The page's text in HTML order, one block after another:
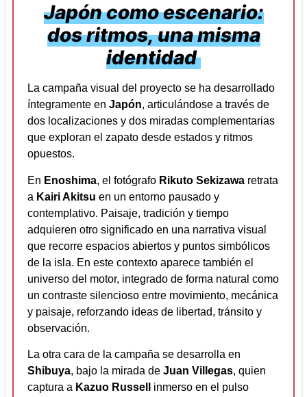
Japón como escenario:
dos ritmos, una misma
identidad
La campaña visual del proyecto se ha desarrollado
íntegramente en Japón, articulándose a través de
dos localizaciones y dos miradas complementarias
que exploran el zapato desde estados y ritmos
opuestos.
En Enoshima, el fotógrafo Rikuto Sekizawa retrata
a Kairi Akitsu en un entorno pausado y
contemplativo. Paisaje, tradición y tiempo
adquieren otro significado en una narrativa visual
que recorre espacios abiertos y puntos simbólicos
de la isla. En este contexto aparece también el
universo del motor, integrado de forma natural como
un contraste silencioso entre movimiento, mecánica
y paisaje, reforzando ideas de libertad, tránsito y
observación.
La otra cara de la campaña se desarrolla en
Shibuya, bajo la mirada de Juan Villegas, quien
captura a Kazuo Russell inmerso en el pulso